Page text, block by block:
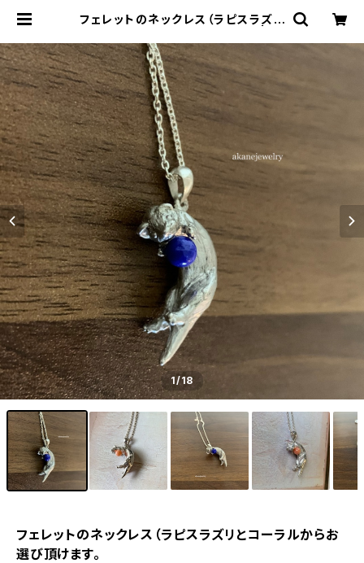
フェレットのネックレス（ラピスラズリ
ュエリー工房 岩田あかね
1/18
フェレットのネックレス（ラピスラズリとコーラルからお
選び頂けます。